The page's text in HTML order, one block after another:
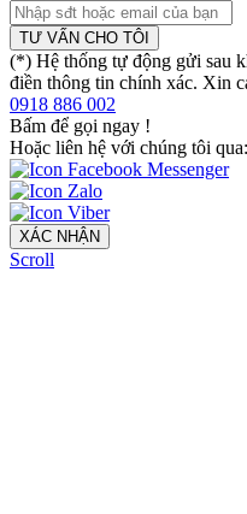
TƯ VẤN CHO TÔI
(*) Hệ thống tự động gửi sau
điền thông tin chính xác. Xin
0918 886 002
Bấm để gọi ngay !
Hoặc liên hệ với chúng tôi qua:
XÁC NHẬN
Scroll